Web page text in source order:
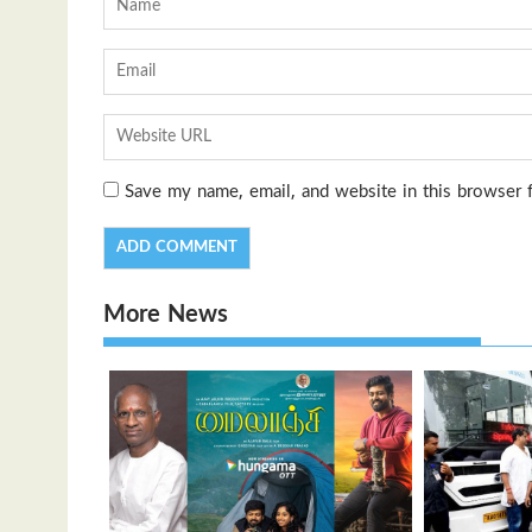
Save my name, email, and website in this
More News